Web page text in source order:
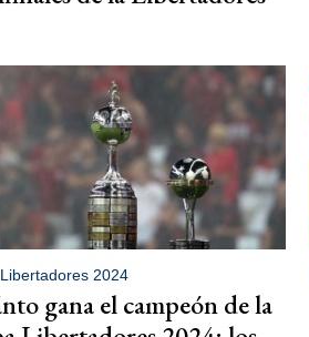
2024
gana el campeón de la